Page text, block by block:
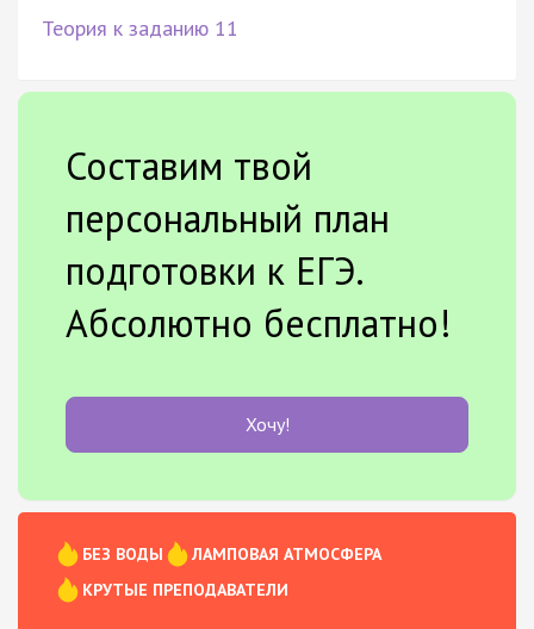
Теория к заданию 11
Составим твой
персональный план
подготовки к ЕГЭ.
Абсолютно бесплатно!
Хочу!
БЕЗ ВОДЫ
ЛАМПОВАЯ АТМОСФЕРА
КРУТЫЕ ПРЕПОДАВАТЕЛИ